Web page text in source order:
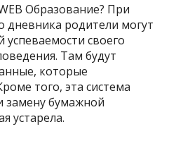
Образование? При
родители могут
успеваемости своего
Там будут
которые
того, эта система
замену бумажной
устарела.